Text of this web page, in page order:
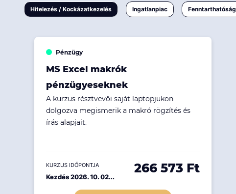
Szabályozás / Megfelelés
Ingatlanpiac
Fenntarthatóság
Hitelezés / Kockázatkezelés Ingatlanpiac Fenntarthatóság
Pénzügy
MS Excel makrók
pénzügyeseknek
A kurzus résztvevői saját laptopjukon
dolgozva megismerik a makró rögzítés és
írás alapjait.
KURZUS IDŐPONTJA
Kezdés 2026. 10. 02...
266 573 Ft